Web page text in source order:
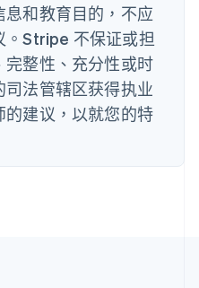
和教育目的，不应
。Stripe 不保证或担
整性、充分性或时
法管辖区获得执业
建议，以就您的特